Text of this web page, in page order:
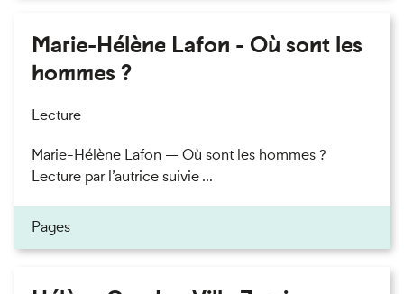
Marie-Hélène Lafon - Où sont les
hommes ?
Lecture
Marie-Hélène Lafon — Où sont les hommes ?
Lecture par l’autrice suivie ...
Pages